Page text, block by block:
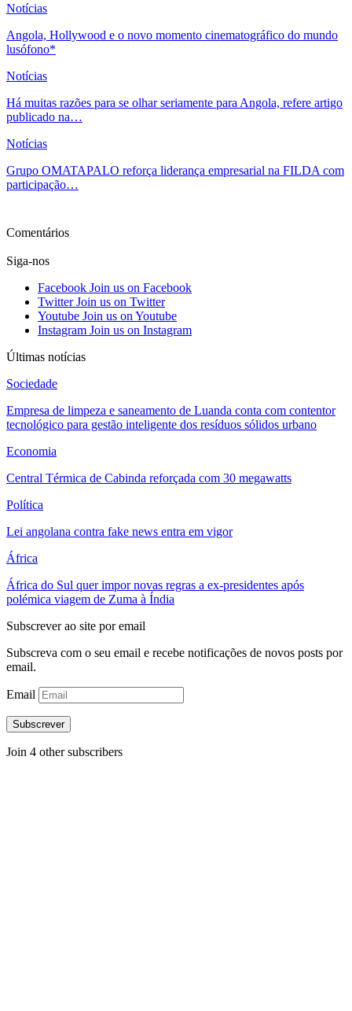
Notícias
Angola, Hollywood e o novo momento cinematográfico do mundo
lusófono*
Notícias
Há muitas razões para se olhar seriamente para Angola, refere artigo
publicado na…
Notícias
Grupo OMATAPALO reforça liderança empresarial na FILDA com
participação…
Comentários
Siga-nos
Facebook Join us on Facebook
Twitter Join us on Twitter
Youtube Join us on Youtube
Instagram Join us on Instagram
Últimas notícias
Sociedade
Empresa de limpeza e saneamento de Luanda conta com contentor
tecnológico para gestão inteligente dos resíduos sólidos urbano
Economia
Central Térmica de Cabinda reforçada com 30 megawatts
Política
Lei angolana contra fake news entra em vigor
África
África do Sul quer impor novas regras a ex-presidentes após
polémica viagem de Zuma à Índia
Subscrever ao site por email
Subscreva com o seu email e recebe notificações de novos posts por
email.
Email
Subscrever
Join 4 other subscribers